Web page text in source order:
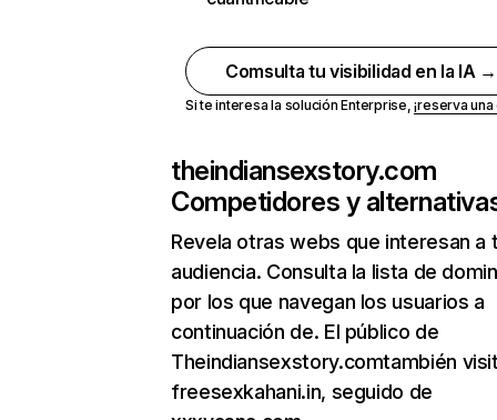
Comsulta tu visibilidad en la IA →
Si te interesa la solución Enterprise,¡reserva
theindiansexstory.com
Competidores y
Revela otras webs que interesan a
audiencia. Consulta la lista de
por los que navegan los usuarios a
continuación de. El público de
Theindiansexstory.comtambién
freesexkahani.in, seguido de